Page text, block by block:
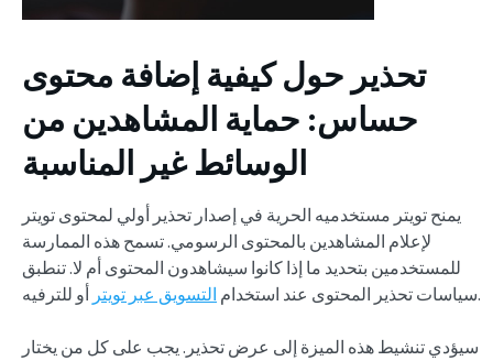
تحذير حول كيفية إضافة محتوى
حساس: حماية المشاهدين من
الوسائط غير المناسبة
يمنح تويتر مستخدميه الحرية في إصدار تحذير أولي لمحتوى تويتر
لإعلام المشاهدين بالمحتوى الرسومي. تسمح هذه الممارسة
للمستخدمين بتحديد ما إذا كانوا سيشاهدون المحتوى أم لا. تنطبق
سياسات تحذير المحتوى عند استخدام التسويق عبر تويتر أو للترفيه.
سيؤدي تنشيط هذه الميزة إلى عرض تحذير. يجب على كل من يختار